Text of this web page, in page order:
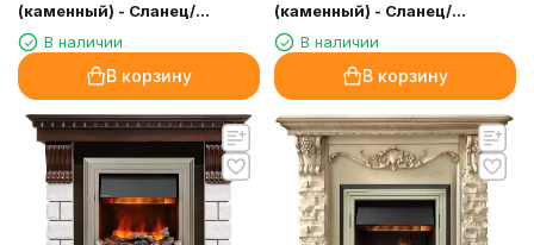
(каменный) - Сланец/
Темный дуб с очагом
Cavendish
В наличии
В корзину
(каменный) - Сланец/
Темный дуб с очагом
Chesford
В наличии
В корзину